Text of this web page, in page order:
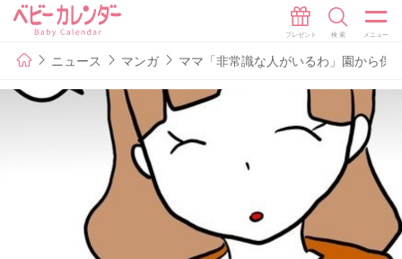
ニュース マンガ ママ「非常識な人がいるわ」園から